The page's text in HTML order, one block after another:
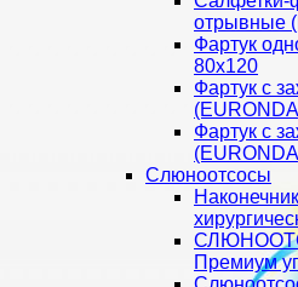
отрывные
Фартук
80х120
Фартук с
Фартук с
Слюноотсосы
Премиум